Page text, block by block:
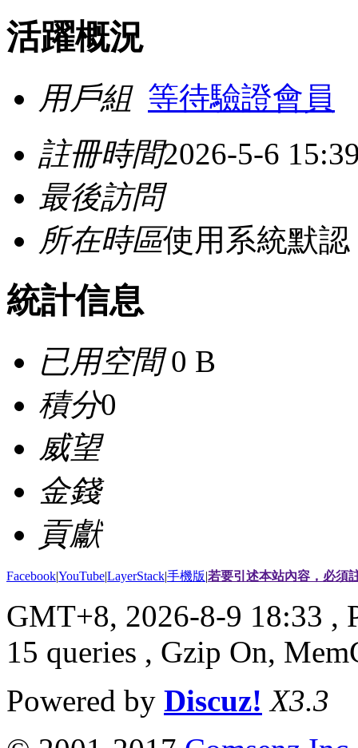
活躍概況
用戶組 等待驗證會員
註冊時間2026-5-6
最後訪問
所在時區使用系統默認
統計信息
已用空間0 B
積分0
威望
金錢
貢獻
Facebook|YouTube|LayerStack|手機版|若要引述本站內容，必須
GMT+8, 2026-8-9 18:33 ,
15 queries , Gzip On,
Powered by Discuz! X3.3